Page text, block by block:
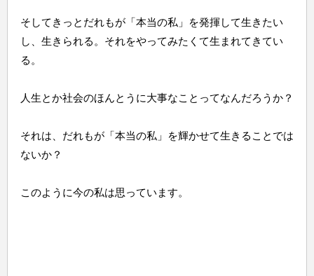
そしてきっとだれもが「本当の私」を発揮して生きたい
し、生きられる。それをやってみたくて生まれてきてい
る。
人生とか社会のほんとうに大事なことってなんだろうか？
それは、だれもが「本当の私」を輝かせて生きることでは
ないか？
このように今の私は思っています。